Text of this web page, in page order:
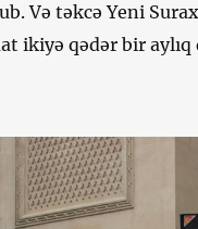
Və təkcə Yeni
ikiyə qədər bir aylıq